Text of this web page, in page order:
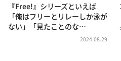
相席食堂
これ余談なんですけど・・
～人生密着トークバラエ
『Free!』シリーズといえば
「俺はフリーとリレーしか泳が
ない」「見たことのな…
2024.08.29